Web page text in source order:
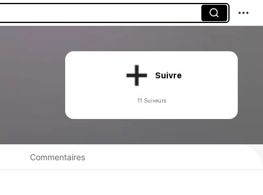
Suivre
11 Suiveurs
Commentaires